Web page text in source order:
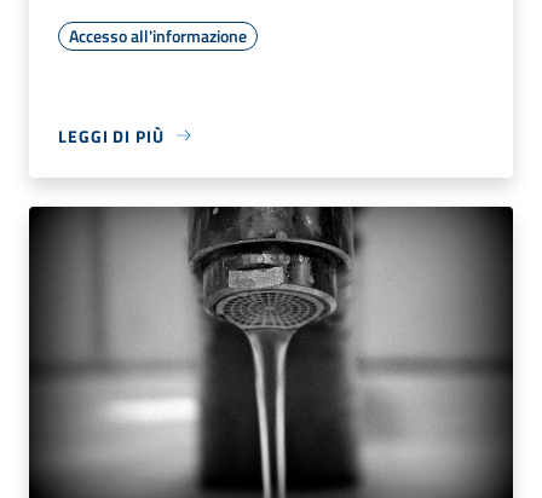
Accesso all'informazione
LEGGI DI PIÙ